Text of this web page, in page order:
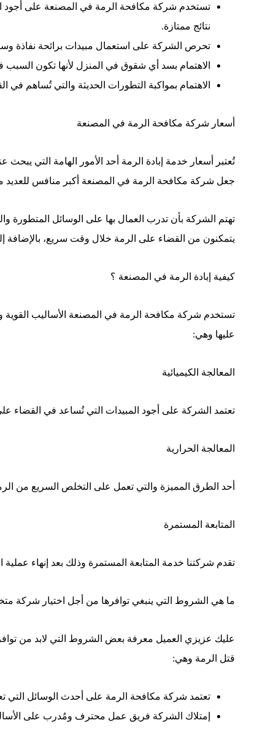
تستخدم شركة مكافحة الرمة في المصنعة على أجود
نتائج ممتازة.
تحرص الشركة على استعمال مبيدات برائحة نفاذة
الاهتمام بسد أي شقوق في المنزل لأنها تكون
الاهتمام بمواكبة التطورات الحديثة والتي تُساهم في
أسعار شركة مكافحة الرمة في المصنعة
تُعتبر أسعار خدمة إبادة الرمة أحد الأمور الهامة التي يبحث
جعل شركة مكافحة الرمة في المصنعة أكبر منافس للعديد
تهتم الشركة بأن تدرب العمال بها على الوسائل المتطورة
يتمكنون من القضاء على الرمة خلال وقت سريع، بالإضافة
كيفية إبادة الرمة في المصنعة ؟
تستخدم شركة مكافحة الرمة في المصنعة الأساليب القوية
عليها وهي:
المعالجة الكيميائية
تعتمد الشركة على أجود المبيدات التي تُساعد في القضاء
المعالجة الحرارية
أحد الطرق المميزة والتي تعمل على التخلص السريع من
المتابعة المستمرة
تقدم شركتنا خدمة المتابعة المستمرة وذلك بعد إنهاء
ما هي الشروط التي ينبغي توافرها من أجل اختيار شركة
عليك عزيزي العميل معرفة بعض الشروط التي لابد من
قتل الرمة وهي:
تعتمد شركة مكافحة الرمة على أحدث الوسائل التي
إمتلاك الشركة فريق عمل محترف ومُدرب على